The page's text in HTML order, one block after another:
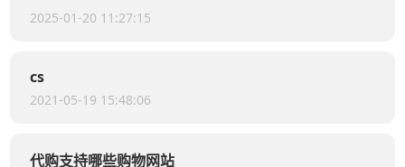
2025-01-20 11:27:15
cs
2021-05-19 15:48:06
代购支持哪些购物网站